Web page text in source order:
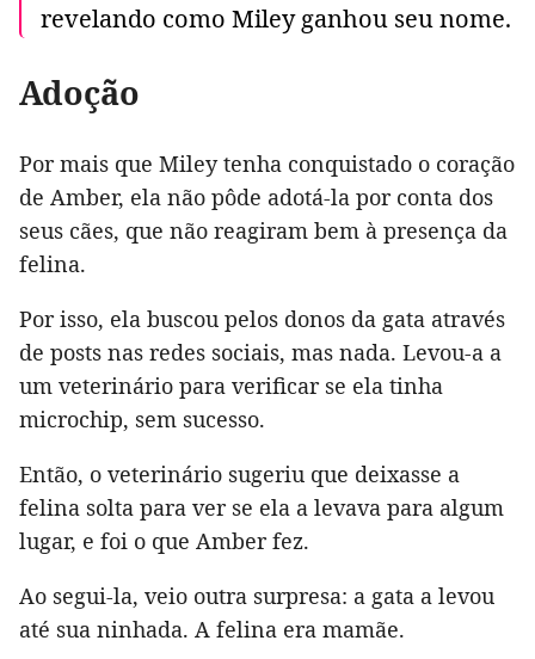
revelando como Miley ganhou seu nome.
Adoção
Por mais que Miley tenha conquistado o coração
de Amber, ela não pôde adotá-la por conta dos
seus cães, que não reagiram bem à presença da
felina.
Por isso, ela buscou pelos donos da gata através
de posts nas redes sociais, mas nada. Levou-a a
um veterinário para verificar se ela tinha
microchip, sem sucesso.
Então, o veterinário sugeriu que deixasse a
felina solta para ver se ela a levava para algum
lugar, e foi o que Amber fez.
Ao segui-la, veio outra surpresa: a gata a levou
até sua ninhada. A felina era mamãe.